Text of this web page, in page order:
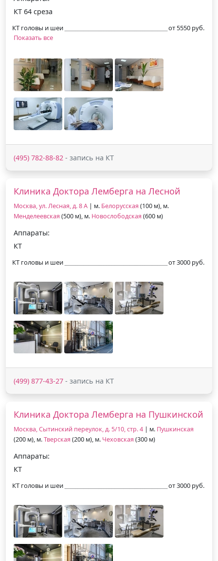
КТ 64 среза
КТ головы и шеи
от 5550 руб.
Показать все
(495) 782-88-82 - запись на КТ
Клиника Доктора Лемберга на Лесной
Москва, ул. Лесная, д. 8 А | м. Белорусская (100 м), м.
Менделеевская (500 м), м. Новослободская (600 м)
Аппараты:
КТ
КТ головы и шеи от 3000 руб.
(499) 877-43-27 - запись на КТ
Клиника Доктора Лемберга на Пушкинской
Москва, Сытинский переулок, д. 5/10, стр. 4 | м. Пушкинская
(200 м), м.Тверская (200 м), м. Чеховская (300 м)
Аппараты:
КТ
КТ головы и шеи от 3000 руб.